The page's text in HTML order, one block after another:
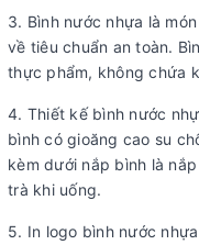
3. Bình nước nhựa là
về tiêu chuẩn an toàn.
thực phẩm, không chứa
4. Thiết kế bình nước
bình có gioăng cao su
kèm dưới nắp bình là
trà khi uống.
5. In logo bình nước